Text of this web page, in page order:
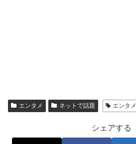
エンタメ ネットで話題 エンタメ
シェアする